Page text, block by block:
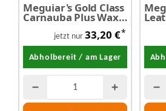
Meguiar's Gold Class
Carnauba Plus Wax -
jetzt nur 33,20 €*
Abholbereit / am Lager